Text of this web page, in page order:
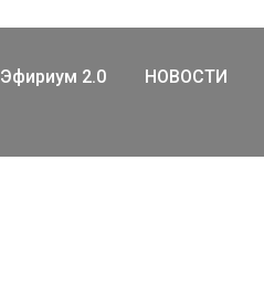
Эфириум 2.0 НОВОСТИ